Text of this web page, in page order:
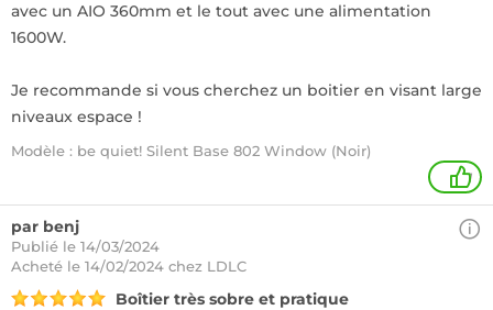
avec un AIO 360mm et le tout avec une alimentation
1600W.
Je recommande si vous cherchez un boitier en visant large
niveaux espace !
Modèle : be quiet! Silent Base 802 Window (Noir)
1
par benj
Publié le 14/03/2024
Acheté le 14/02/2024 chez LDLC
Boîtier très sobre et pratique